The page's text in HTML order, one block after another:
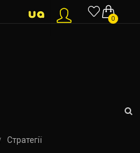
0
Стратегії